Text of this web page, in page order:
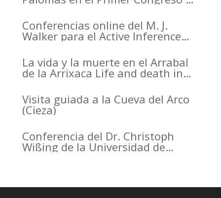
Murcia organizado por el CDL
Conferencias online del M. J.
Walker para el Active Inference
La vida y la muerte en el Arrabal
de la Arrixaca Life and death in
Visita guiada a la Cueva del Arco
(Cieza)
Conferencia del Dr. Christoph
Wißing de la Universidad de
versus early modern humans: